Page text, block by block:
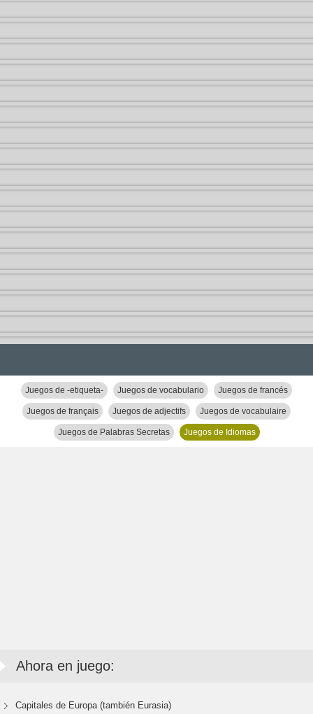
Juegos de -etiqueta- Juegos de vocabulario Juegos de francés
Juegos de français Juegos de adjectifs Juegos de vocabulaire
Juegos de Palabras Secretas Juegos de Idiomas
Ahora en juego:
Capitales de Europa (también Eurasia)